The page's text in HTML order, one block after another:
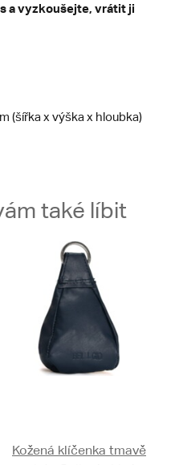
a vyzkoušejte, vrátit ji
(šířka x výška x hloubka)
také líbit
Kožená klíčenka tmavě